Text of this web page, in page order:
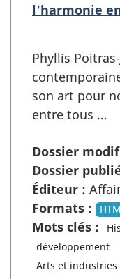
l'harmonie
Phyllis
son art pour
entre tous …
Dossier
Dossier
Éditeur :
Formats :
Mots clés :
développement
Arts et